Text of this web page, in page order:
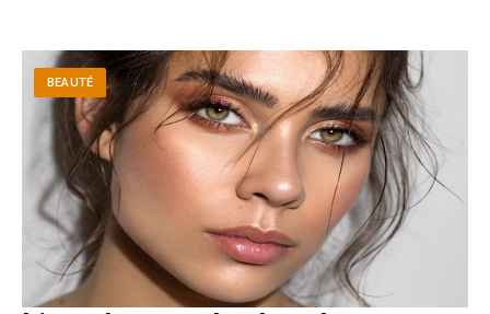
BEAUTÉ